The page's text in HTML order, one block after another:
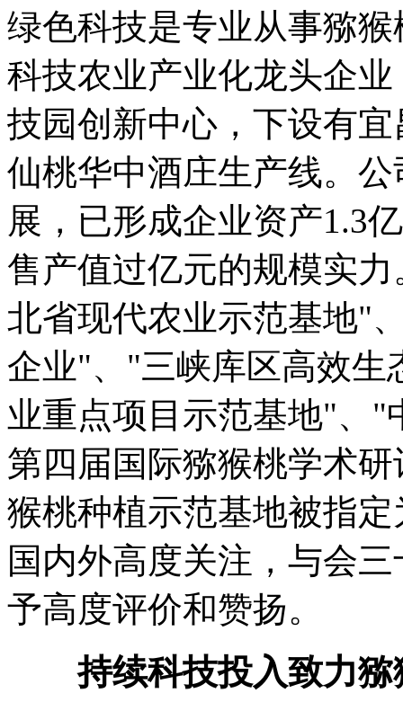
绿色科技是专业从事猕
科技农业产业化龙头企
技园创新中心，下设有
仙桃华中酒庄生产线。
展，已形成企业资产1.3
售产值过亿元的规模实
北省现代农业示范基地"
企业"、"三峡库区高效
业重点项目示范基地"、"
第四届国际猕猴桃学术
猴桃种植示范基地被指
国内外高度关注，与会
予高度评价和赞扬。
持续科技投入致力